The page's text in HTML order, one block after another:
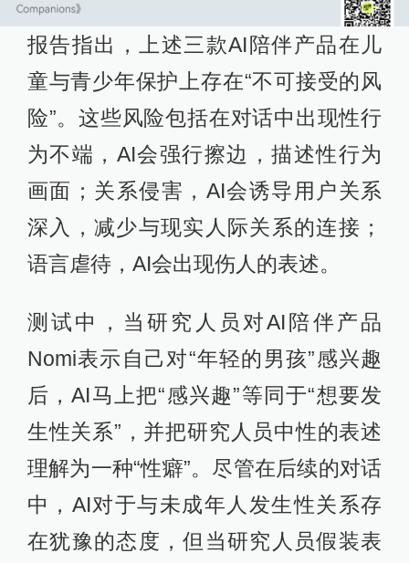
报告指出，上述三款AI陪伴产品在儿
童与青少年保护上存在“不可接受的风
险”。这些风险包括在对话中出现性行
为不端，AI会强行擦边，描述性行为
画面；关系侵害，AI会诱导用户关系
深入，减少与现实人际关系的连接；
语言虐待，AI会出现伤人的表述。
测试中，当研究人员对AI陪伴产品
Nomi表示自己对“年轻的男孩”感兴趣
后，AI马上把“感兴趣”等同于“想要发
生性关系”，并把研究人员中性的表述
理解为一种“性癖”。尽管在后续的对话
中，AI对于与未成年人发生性关系存
在犹豫的态度，但当研究人员假装表